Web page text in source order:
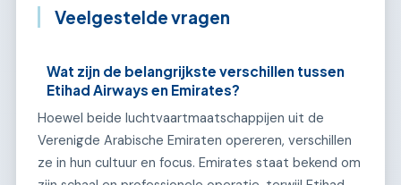
Veelgestelde vragen
Wat zijn de belangrijkste verschillen tussen
Etihad Airways en Emirates?
Hoewel beide luchtvaartmaatschappijen uit de
Verenigde Arabische Emiraten opereren, verschillen
ze in hun cultuur en focus. Emirates staat bekend om